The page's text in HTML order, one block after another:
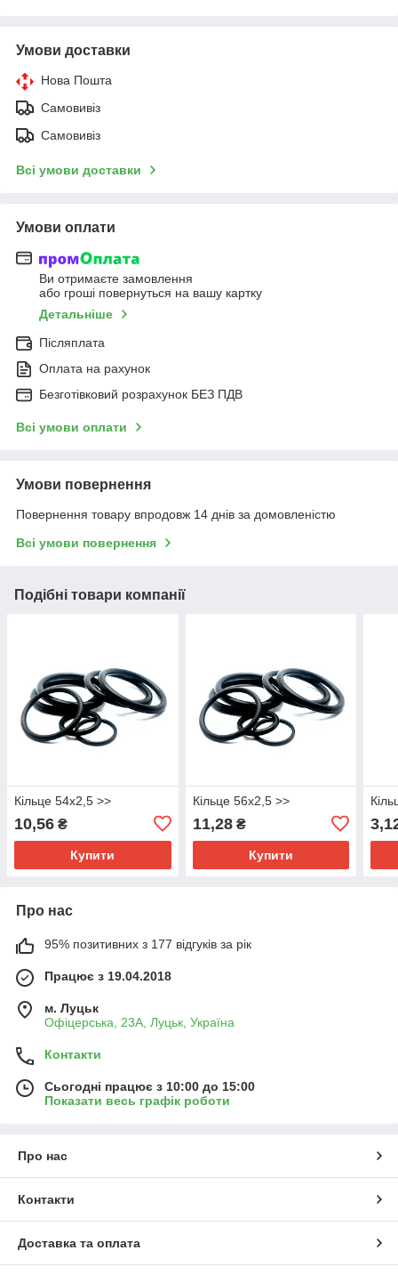
Умови доставки
Нова Пошта
Самовивіз
Самовивіз
Всі умови доставки
Умови оплати
Ви отримаєте замовлення
або гроші повернуться на вашу картку
Детальніше
Післяплата
Оплата на рахунок
Безготівковий розрахунок БЕЗ ПДВ
Всі умови оплати
Умови повернення
Повернення товару впродовж 14 днів за домовленістю
Всі умови повернення
Подібні товари компанії
Кільце 54х2,5 >>
10,56 ₴
Купити
Кільце 56х2,5 >>
11,28₴
Купити
Про нас
95% позитивних з 177 відгуків за рік
Працює з 19.04.2018
м. Луцьк
Офіцерська, 23А, Луцьк, Україна
Контакти
Сьогодні працює з 10:00 до 15:00
Показати весь графік роботи
Про нас
Контакти
Доставка та оплата